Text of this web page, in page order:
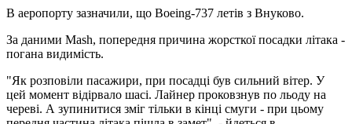
В аеропорту зазначили, що Boeing-737 летів з Внуково.
За даними Mash, попередня причина жорсткої посадки літака -
погана видимість.
"Як розповіли пасажири, при посадці був сильний вітер. У
цей момент відірвало шасі. Лайнер проковзнув по льоду на
череві. А зупинитися зміг тільки в кінці смуги - при цьому